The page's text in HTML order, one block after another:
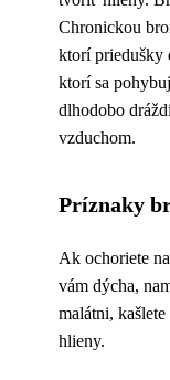
Chronickou
ktorí priedušky
ktorí sa
dlhodobo
vzduchom.
Príznaky
Ak ochoriete
vám dýcha,
malátni,
hlieny.